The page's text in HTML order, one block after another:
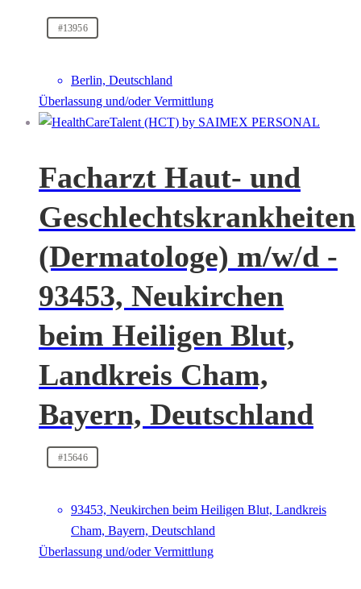
#13956
Berlin, Deutschland
Überlassung und/oder Vermittlung
Facharzt Haut- und
Geschlechtskrankheiten
(Dermatologe) m/w/d -
93453, Neukirchen
beim Heiligen Blut,
Landkreis Cham,
Bayern, Deutschland
#15646
93453, Neukirchen beim Heiligen Blut, Landkreis
Cham, Bayern, Deutschland
Überlassung und/oder Vermittlung